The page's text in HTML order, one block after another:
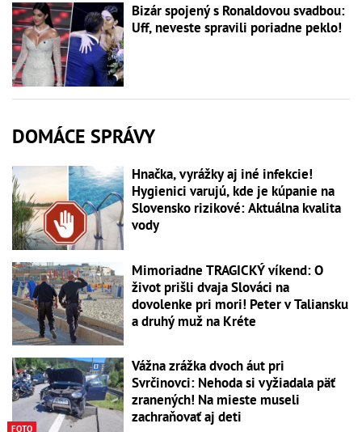
Bizár spojený s Ronaldovou svadbou:
Uff, neveste spravili poriadne peklo!
DOMÁCE SPRÁVY
Hnačka, vyrážky aj iné infekcie!
Hygienici varujú, kde je kúpanie na
Slovensko rizikové: Aktuálna kvalita
vody
Mimoriadne TRAGICKÝ víkend: O
život prišli dvaja Slováci na
dovolenke pri mori! Peter v Taliansku
a druhý muž na Kréte
FOTO
Vážna zrážka dvoch áut pri
Svrčinovci: Nehoda si vyžiadala päť
zranených! Na mieste museli
zachraňovať aj deti